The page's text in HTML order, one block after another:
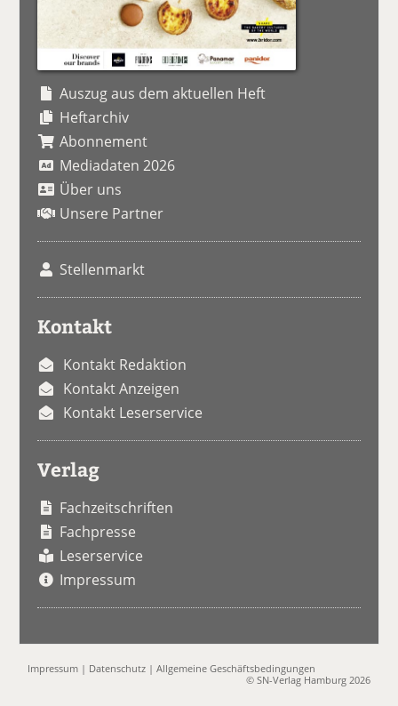
Auszug aus dem aktuellen Heft
Heftarchiv
Abonnement
Mediadaten 2026
Über uns
Unsere Partner
Stellenmarkt
Kontakt
Kontakt Redaktion
Kontakt Anzeigen
Kontakt Leserservice
Verlag
Fachzeitschriften
Fachpresse
Leserservice
Impressum
Impressum | Datenschutz |Allgemeine Geschäftsbedingungen
© SN-Verlag Hamburg 2026